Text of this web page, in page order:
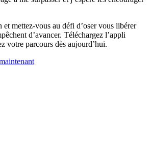
et mettez-vous au défi d’oser vous libérer
d’avancer. Téléchargez l’appli
votre parcours dès aujourd’hui.